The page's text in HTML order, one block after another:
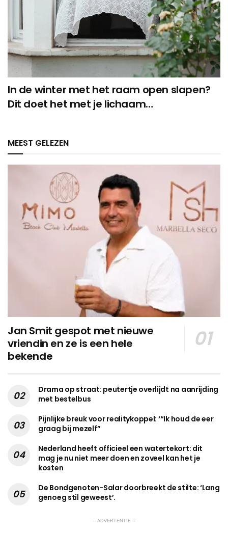
In de winter met het raam open slapen?
Dit doet het met je lichaam…
MEEST GELEZEN
Jan Smit gespot met nieuwe
vriendin en ze is een hele
bekende
Drama op straat: peutertje overlijdt na aanrijding
met bestelbus
Pijnlijke breuk voor realitykoppel: ‘“Ik houd de eer
graag bij mezelf”
Nederland heeft officieel een watertekort: dit
mag je nu niet meer doen en zoveel kan het je
kosten
De Bondgenoten-Salar doorbreekt de stilte: ‘Lang
genoeg stil geweest’.
-- ADVERTENTIE --